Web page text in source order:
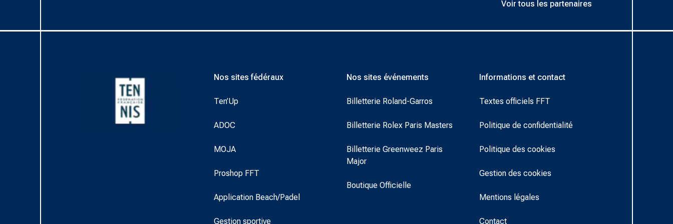
Voir tous les partenaires
Nos sites fédéraux
Ten’Up
ADOC
MOJA
Proshop FFT
Application Beach/Padel
Gestion sportive
Nos sites événements
Billetterie Roland-Garros
Billetterie Rolex Paris Masters
Billetterie Greenweez Paris
Major
Boutique Officielle
Informations et contact
Textes officiels FFT
Politique de confidentialité
Politique des cookies
Gestion des cookies
Mentions légales
Contact